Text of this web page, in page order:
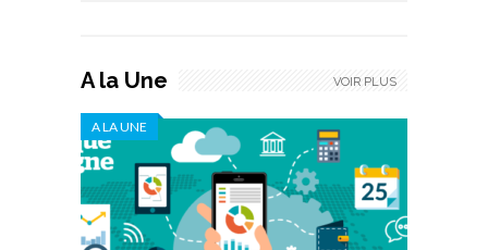
A la Une
A LA UNE
VOIR PLUS